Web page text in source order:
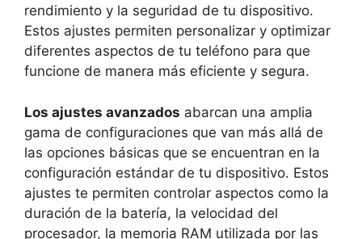
rendimiento y la seguridad de tu dispositivo.
Estos ajustes permiten personalizar y optimizar
diferentes aspectos de tu teléfono para que
funcione de manera más eficiente y segura.
Los ajustes avanzados abarcan una amplia
gama de configuraciones que van más allá de
las opciones básicas que se encuentran en la
configuración estándar de tu dispositivo. Estos
ajustes te permiten controlar aspectos como la
duración de la batería, la velocidad del
procesador, la memoria RAM utilizada por las